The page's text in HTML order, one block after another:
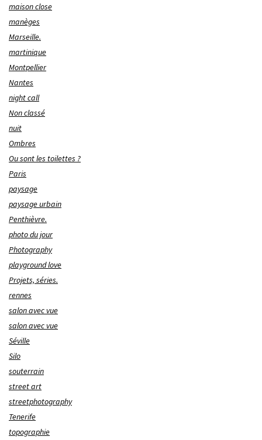
maison close
manèges
Marseille.
martinique
Montpellier
Nantes
night call
Non classé
nuit
Ombres
Ou sont les toilettes ?
Paris
paysage
paysage urbain
Penthièvre.
photo du jour
Photography
playground love
Projets, séries.
rennes
salon avec vue
salon avec vue
Séville
Silo
souterrain
street art
streetphotography
Tenerife
topographie